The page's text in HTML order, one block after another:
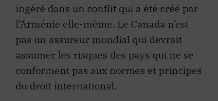
ingéré dans un conflit qui a été créé par
l’Arménie elle-même. Le Canada n’est
pas un assureur mondial qui devrait
assumer les risques des pays qui ne se
conforment pas aux normes et principes
du droit international.